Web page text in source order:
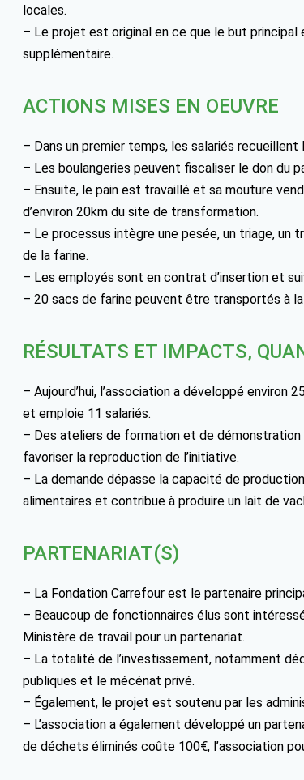
locales.
– Le projet est original en ce que le but principal
supplémentaire.
ACTIONS MISES EN OEUVRE
– Dans un premier temps, les salariés recueillent
– Les boulangeries peuvent fiscaliser le don du
– Ensuite, le pain est travaillé et sa mouture
d’environ 20km du site de transformation.
– Le processus intègre une pesée, un triage, un
de la farine.
– Les employés sont en contrat d’insertion et
– 20 sacs de farine peuvent être transportés à
RÉSULTATS ET IMPACTS,
– Aujourd’hui, l’association a développé
et emploie 11 salariés.
– Des ateliers de formation et de démonstration
favoriser la reproduction de l’initiative.
– La demande dépasse la capacité de
alimentaires et contribue à produire un lait de
PARTENARIAT(S)
– La Fondation Carrefour est le partenaire
– Beaucoup de fonctionnaires élus sont
Ministère de travail pour un partenariat.
– La totalité de l’investissement, notamment
publiques et le mécénat privé.
– Également, le projet est soutenu par les
– L’association a également développé un
de déchets éliminés coûte 100€, l’association